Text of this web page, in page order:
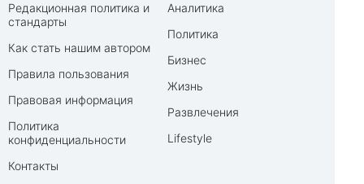
Редакционная политика и
стандарты
Как стать нашим автором
Правила пользования
Правовая информация
Политика
конфиденциальности
Контакты
Аналитика
Политика
Бизнес
Жизнь
Развлечения
Lifestyle